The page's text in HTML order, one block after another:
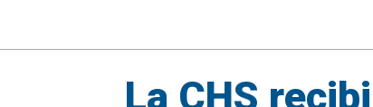
La CHS